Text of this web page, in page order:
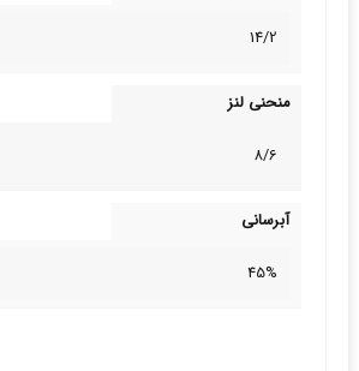
14/2
منحنی لنز
8/6
آبرسانی
45%